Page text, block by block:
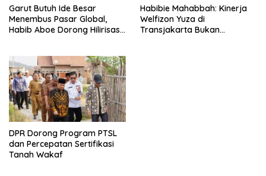
Garut Butuh Ide Besar
Menembus Pasar Global,
Habib Aboe Dorong Hilirisasi
Habibie Mahabbah: Kinerja
Welfizon Yuza di
Transjakarta Bukan
DPR Dorong Program PTSL
dan Percepatan Sertifikasi
Tanah Wakaf